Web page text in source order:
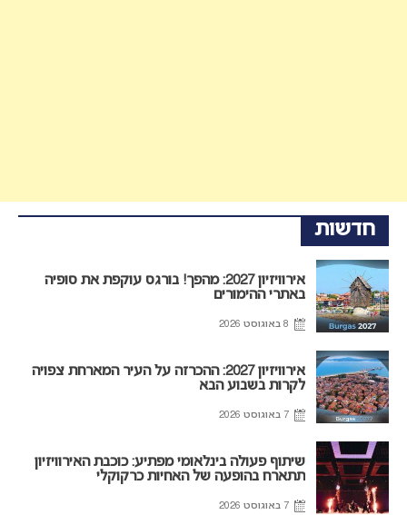
חדשות
אירוויזיון 2027: מהפך! בורגס עוקפת את סופיה
באתרי ההימורים
8 באוגוסט 2026
אירוויזיון 2027: ההכרזה על העיר המארחת צפויה
לקרות בשבוע הבא
7 באוגוסט 2026
שיתוף פעולה בינלאומי מפתיע: כוכבת האירוויזיון
תתארח בהופעה של האחיות כרקוקלי
7 באוגוסט 2026